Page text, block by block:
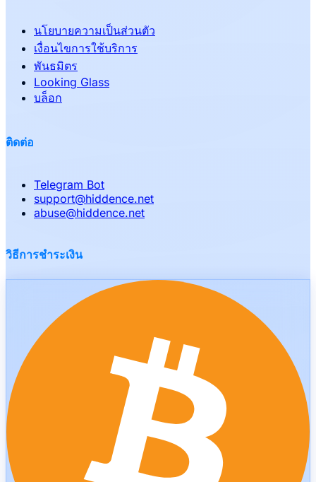
นโยบายความเป็นส่วนตัว
เงื่อนไขการใช้บริการ
พันธมิตร
Looking Glass
บล็อก
ติดต่อ
Telegram Bot
support@hiddence.net
abuse@hiddence.net
วิธีการชำระเงิน